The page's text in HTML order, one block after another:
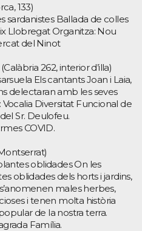
133)
sardanistes Ballada de colles
Llobregat Organitza: Nou
del Ninot
(Calàbria 262, interior d’illa)
Els cantants Joan i Laia,
delectaran amb les seves
Diversitat Funcional de
Sr. Deulofeu.
COVID.
oblidades On les
oblidades dels horts i jardins,
males herbes,
i tenen molta història
de la nostra terra.
Família.